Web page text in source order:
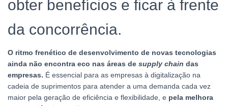
obter benefícios e ficar à frente
da concorrência.
O ritmo frenético de desenvolvimento de novas tecnologias
ainda não encontra eco nas áreas de supply chain das
empresas. É essencial para as empresas à digitalização na
cadeia de suprimentos para atender a uma demanda cada vez
maior pela geração de eficiência e flexibilidade, e pela melhora